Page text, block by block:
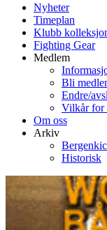
Nyheter
Timeplan
Klubb
Fighting Gear
Medlem
Bli
Endre/
Vilkår for
Om oss
Arkiv
Historisk